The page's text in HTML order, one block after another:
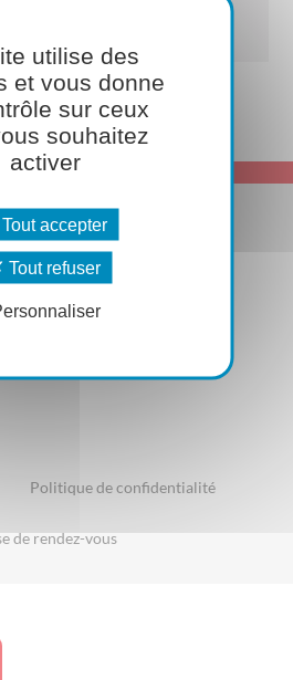
Politique de confidentialité
de rendez-vous
utilise des
et vous donne
sur ceux
souhaitez
activer
Tout accepter
Tout refuser